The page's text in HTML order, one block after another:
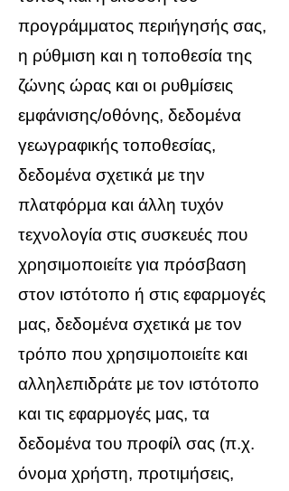
προγράμματος περιήγησής σας,
η ρύθμιση και η τοποθεσία της
ζώνης ώρας και οι ρυθμίσεις
εμφάνισης/οθόνης, δεδομένα
γεωγραφικής τοποθεσίας,
δεδομένα σχετικά με την
πλατφόρμα και άλλη τυχόν
τεχνολογία στις συσκευές που
χρησιμοποιείτε για πρόσβαση
στον ιστότοπο ή στις εφαρμογές
μας, δεδομένα σχετικά με τον
τρόπο που χρησιμοποιείτε και
αλληλεπιδράτε με τον ιστότοπο
και τις εφαρμογές μας, τα
δεδομένα του προφίλ σας (π.χ.
όνομα χρήστη, προτιμήσεις,